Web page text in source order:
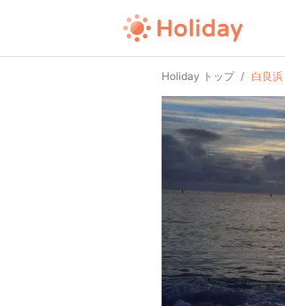
Holiday トップ 白良浜